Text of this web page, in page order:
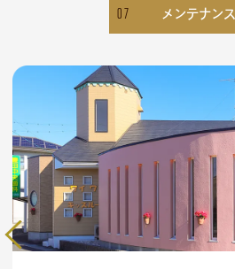
07 メンテナンス